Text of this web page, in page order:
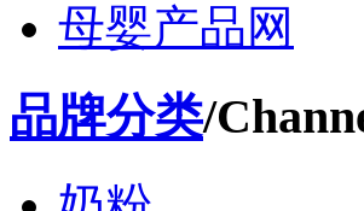
母婴产品网
品牌分类/